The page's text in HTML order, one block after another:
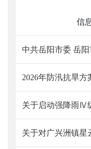
信
2026年防汛抗旱方
关于启动强降雨Ⅳ